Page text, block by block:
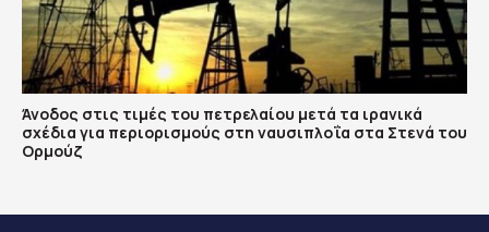
Άνοδος στις τιμές του πετρελαίου μετά τα ιρανικά
σχέδια για περιορισμούς στη ναυσιπλοΐα στα Στενά του
Ορμούζ